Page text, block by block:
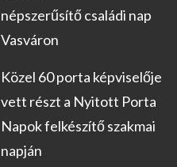
népszerűsítő családi nap
Vasváron
Közel 60 porta képviselője
vett részt a Nyitott Porta
Napok felkészítő szakmai
napján